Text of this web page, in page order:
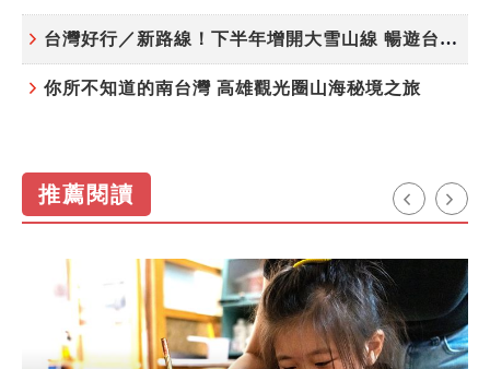
台灣好行／新路線！下半年增開大雪山線 暢遊台中更便利
你所不知道的南台灣 高雄觀光圈山海秘境之旅
推薦閱讀